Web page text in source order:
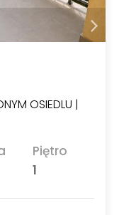
OSIEDLU |
Piętro
1